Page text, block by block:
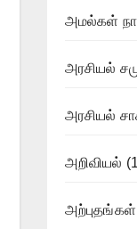
அமல்கள்
அரசியல்
அரசியல்
அறிவியல்
அற்புதங்கள்